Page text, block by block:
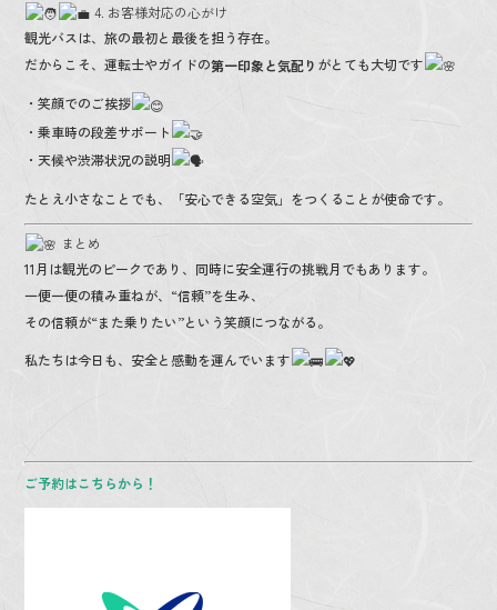
4. お客様対応の心がけ
観光バスは、旅の最初と最後を担う存在。
だからこそ、運転士やガイドの第一印象と気配り がとても大切です
・笑顔でのご挨拶
・乗車時の段差サポート
・天候や渋滞状況の説明
たとえ小さなことでも、「安心できる空気」をつくることが使命です。
まとめ
11月は観光のピークであり、同時に安全運行の挑戦月でもあります。
一便一便の積み重ねが、“信頼”を生み、
その信頼が“また乗りたい”という笑顔につながる。
私たちは今日も、安全と感動を運んでいます
ご予約はこちらから！